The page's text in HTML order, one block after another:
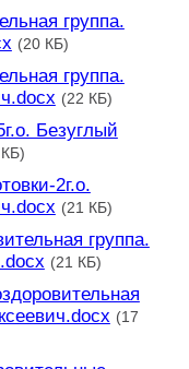
группа.
(20 КБ)
группа.
(22 КБ)
Безуглый
2г.о.
(21 КБ)
группа.
(21 КБ)
(17